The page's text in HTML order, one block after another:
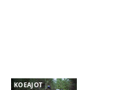
KOEAJOT